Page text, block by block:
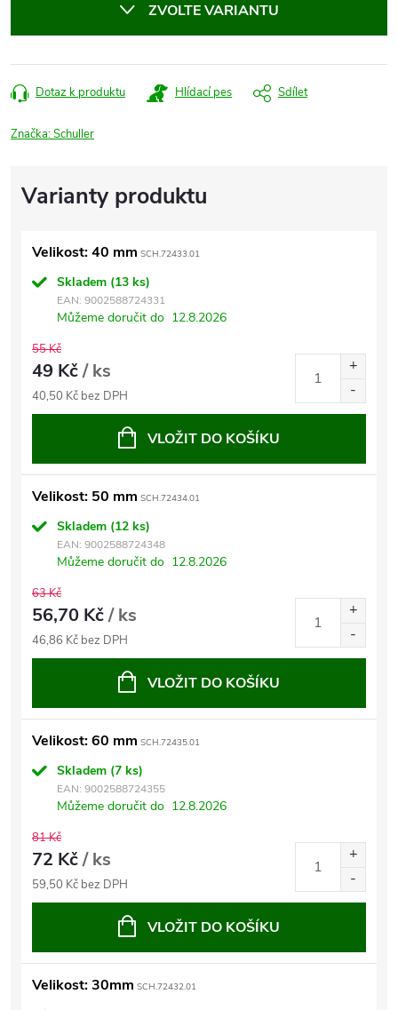
ZVOLTE VARIANTU
Dotaz k produktu Hlídací pes Sdílet
Značka:Schuller
Velikost: 40 mm SCH.72433.01
Skladem (13 ks)
EAN: 9002588724331
Můžeme doručit do 12.8.2026
55 Kč
49 Kč/ ks
40,50 Kč bez DPH
VLOŽIT DO KOŠÍKU
Velikost: 50 mm SCH.72434.01
Skladem (12 ks)
EAN: 9002588724348
Můžeme doručit do 12.8.2026
63 Kč
56,70 Kč/ ks
46,86 Kč bez DPH
VLOŽIT DO KOŠÍKU
Velikost: 60 mm SCH.72435.01
Skladem (7 ks)
EAN: 9002588724355
Můžeme doručit do 12.8.2026
81 Kč
72 Kč/ ks
59,50 Kč bez DPH
VLOŽIT DO KOŠÍKU
Velikost: 30mm SCH.72432.01